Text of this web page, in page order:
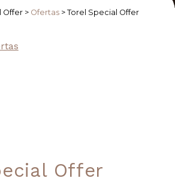
Offer > Ofertas > Torel Special Offer
Offer